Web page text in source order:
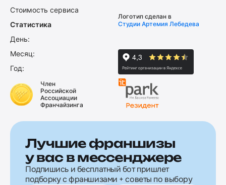
Стоимость сервиса
Статистика
День:
Месяц:
Год:
Логотип сделан в
Студии Артемия Лебедева
Член
Российской
Ассоциации
Франчайзинга
Лучшие франшизы
у вас в мессенджере
Подпишись и бесплатный бот пришлет
подборку с франшизами + советы по выбору